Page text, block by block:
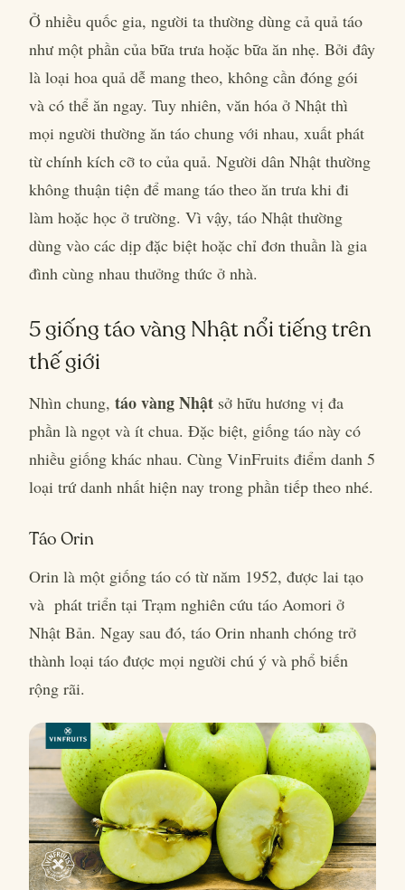
Ở nhiều quốc gia, người ta thường dùng cả quả táo
như một phần của bữa trưa hoặc bữa ăn nhẹ. Bởi đây
là loại hoa quả dễ mang theo, không cần đóng gói
và có thể ăn ngay. Tuy nhiên, văn hóa ở Nhật thì
mọi người thường ăn táo chung với nhau, xuất phát
từ chính kích cỡ to của quả. Người dân Nhật thường
không thuận tiện để mang táo theo ăn trưa khi đi
làm hoặc học ở trường. Vì vậy, táo Nhật thường
dùng vào các dịp đặc biệt hoặc chỉ đơn thuần là gia
đình cùng nhau thưởng thức ở nhà.
5 giống táo vàng Nhật nổi tiếng trên
thế giới
Nhìn chung, táo vàng Nhật sở hữu hương vị đa
phần là ngọt và ít chua. Đặc biệt, giống táo này có
nhiều giống khác nhau. Cùng VinFruits điểm danh 5
loại trứ danh nhất hiện nay trong phần tiếp theo nhé.
Táo Orin
Orin là một giống táo có từ năm 1952, được lai tạo
và phát triển tại Trạm nghiên cứu táo Aomori ở
Nhật Bản. Ngay sau đó, táo Orin nhanh chóng trở
thành loại táo được mọi người chú ý và phổ biến
rộng rãi.